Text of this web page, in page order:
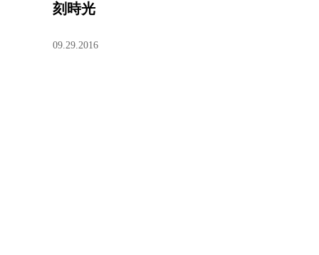
刻時光
09.29.2016